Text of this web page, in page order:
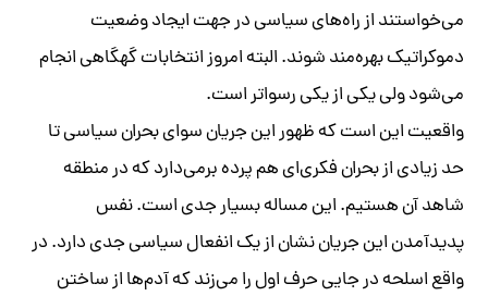
می‌خواستند از راه‌های سیاسی در جهت ایجاد وضعیت
دموکراتیک بهره‌مند شوند. البته امروز انتخابات گهگاهی انجام
می‌شود ولی یکی از یکی رسوا‌تر است.
واقعیت این است که ظهور این جریان سوای بحران سیاسی تا
حد زیادی از بحران فکری‌ای هم پرده برمی‌دارد که در منطقه
شاهد آن هستیم. این مساله بسیار جدی است. نفس
پدیدآمدن این جریان نشان از یک انفعال سیاسی جدی دارد. در
واقع اسلحه در جایی حرف اول را می‌زند که آدم‌ها از ساختن